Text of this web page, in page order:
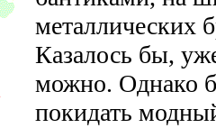
металлических
Казалось бы,
можно. Однако
покидать